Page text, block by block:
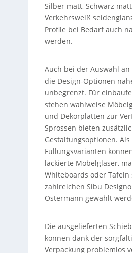
Silber matt, Schwarz
Verkehrsweiß
Profile bei Bedarf auch
werden.
Auch bei der Auswahl
die Design-Optionen
unbegrenzt. Für
stehen wahlweise
und Dekorplatten zur
Sprossen bieten
Gestaltungsoptionen.
Füllungsvarianten
lackierte Möbelgläser,
Whiteboards oder Tafeln
zahlreichen Sibu
Ostermann gewählt
Die ausgelieferten
können dank der
Verpackung problemlos